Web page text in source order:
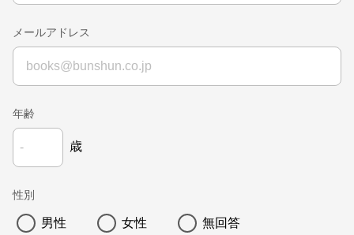
メールアドレス
年齢
歳
性別
男性 女性 無回答